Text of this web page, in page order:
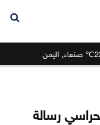
اليمن
رسالة